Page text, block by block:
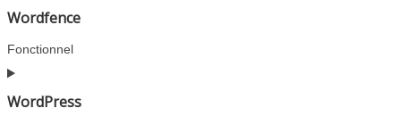
service
Wordfence
Fonctionnel
Consent
service
WordPress